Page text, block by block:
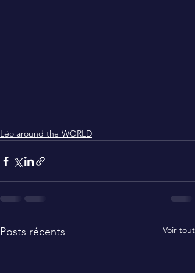
Léo around the WORLD
Posts récents Voir tout